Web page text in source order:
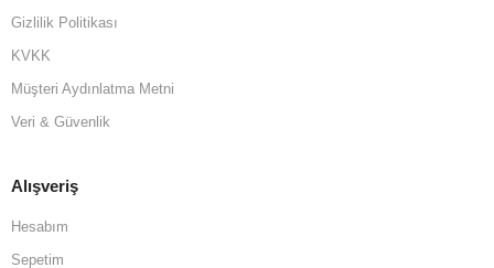
Gizlilik Politikası
KVKK
Müşteri Aydınlatma Metni
Veri & Güvenlik
Alışveriş
Hesabım
Sepetim